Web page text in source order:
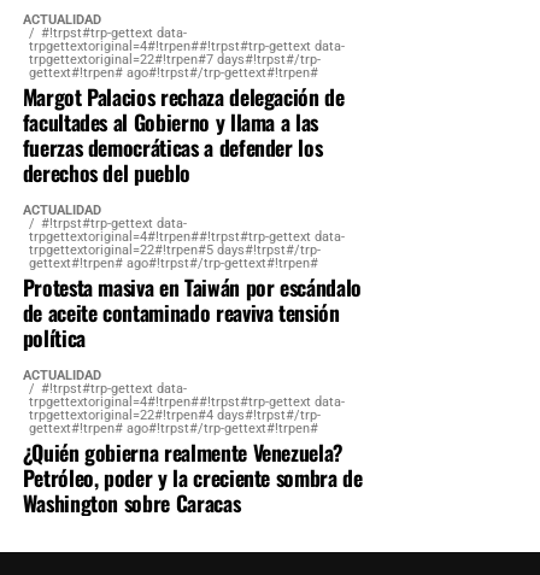
ACTUALIDAD
#!trpst#trp-gettext data-
trpgettextoriginal=4#!trpen##!trpst#trp-gettext data-
trpgettextoriginal=22#!trpen#7 days#!trpst#/trp-
gettext#!trpen# ago#!trpst#/trp-gettext#!trpen#
Margot Palacios rechaza delegación de
facultades al Gobierno y llama a las
fuerzas democráticas a defender los
derechos del pueblo
ACTUALIDAD
#!trpst#trp-gettext data-
trpgettextoriginal=4#!trpen##!trpst#trp-gettext data-
trpgettextoriginal=22#!trpen#5 days#!trpst#/trp-
gettext#!trpen# ago#!trpst#/trp-gettext#!trpen#
Protesta masiva en Taiwán por escándalo
de aceite contaminado reaviva tensión
política
ACTUALIDAD
#!trpst#trp-gettext data-
trpgettextoriginal=4#!trpen##!trpst#trp-gettext data-
trpgettextoriginal=22#!trpen#4 days#!trpst#/trp-
gettext#!trpen# ago#!trpst#/trp-gettext#!trpen#
¿Quién gobierna realmente Venezuela?
Petróleo, poder y la creciente sombra de
Washington sobre Caracas